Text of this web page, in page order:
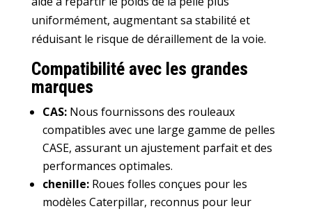
uniformément, augmentant sa stabilité et
réduisant le risque de déraillement de la voie.
Compatibilité avec les grandes
marques
CAS: Nous fournissons des rouleaux
compatibles avec une large gamme de pelles
CASE, assurant un ajustement parfait et des
performances optimales.
chenille: Roues folles conçues pour les
modèles Caterpillar, reconnus pour leur